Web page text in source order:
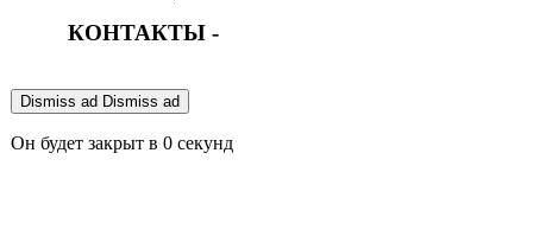
КОНТАКТЫ -
Dismiss ad Dismiss ad
Он будет закрыт в 0 секунд